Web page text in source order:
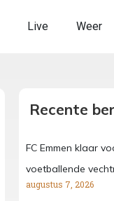
Live Weer
Recente
FC Emmen klaar
voetballende
augustus 7, 2026